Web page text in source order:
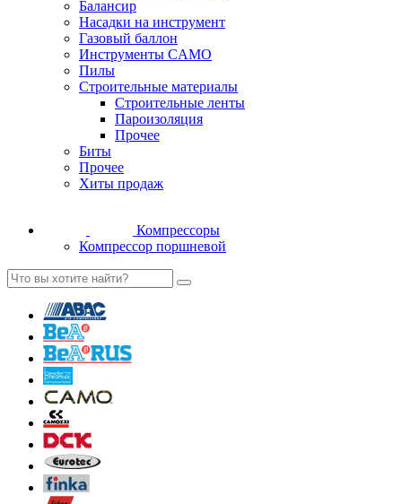
Балансир
Насадки на инструмент
Газовый баллон
Инструменты CAMO
Пилы
Строительные материалы
Строительные ленты
Пароизоляция
Прочее
Биты
Прочее
Хиты продаж
Компрессоры
Компрессор поршневой